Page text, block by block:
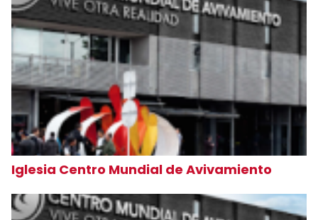
Iglesia Centro Mundial de Avivamiento